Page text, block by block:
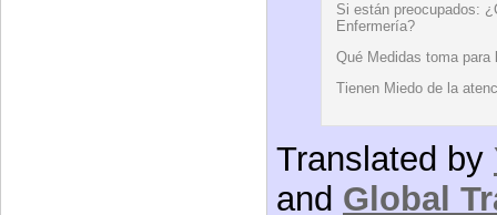
Si están preocupados:
Enfermería?
Qué Medidas toma
Tienen Miedo de la
Translated by
and Global